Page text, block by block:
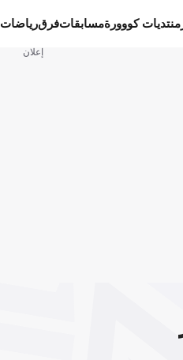
منتديات كووورةمسابقاتفرقرياضات
إعلان